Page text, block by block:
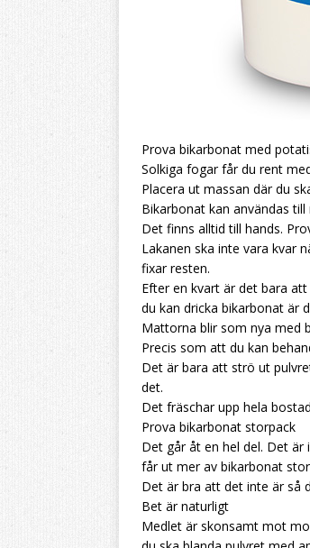
Prova bikarbonat med
Solkiga fogar får du rent
Placera ut massan där du
Bikarbonat kan användas
Det finns alltid till hands.
Lakanen ska inte vara kvar
fixar resten.
Efter en kvart är det bara
du kan dricka bikarbonat är
Mattorna blir som nya med
Precis som att du kan
Det är bara att strö ut
det.
Det fräschar upp hela
Prova bikarbonat storpack
Det går åt en hel del. Det
får ut mer av bikarbonat
Det är bra att det inte är så
Bet är naturligt
Medlet är skonsamt mot